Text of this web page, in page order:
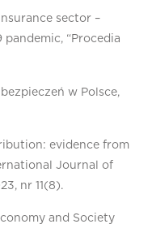
sector –
“Procedia
w Polsce,
evidence from
Journal of
nr 11(8).
and Society